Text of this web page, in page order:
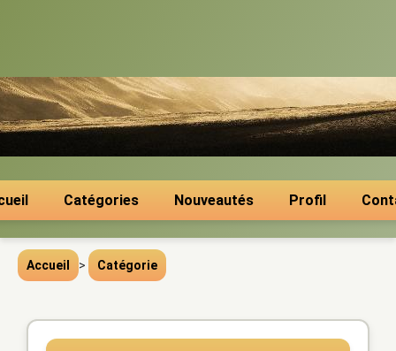
Catégories Nouveautés Profil
Accueil > Catégorie